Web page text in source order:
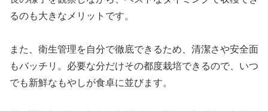
るのも大きなメリットです。
また、衛生管理を自分で徹底できるため、清潔さや安全面
もバッチリ。必要な分だけその都度栽培できるので、いつ
でも新鮮なもやしが食卓に並びます。